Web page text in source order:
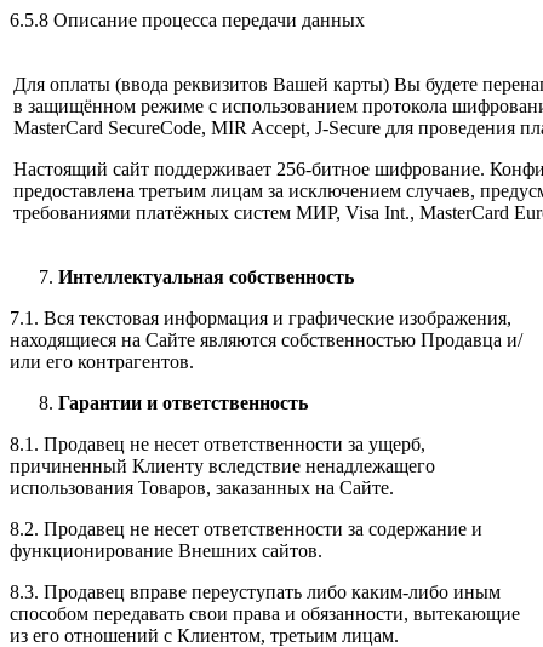
6.5.8 Описание процесса передачи данных
Для оплаты (ввода реквизитов Вашей карты) Вы будете
в защищённом режиме с использованием протокола
MasterCard SecureCode, MIR Accept, J-Secure для проведения
Настоящий сайт поддерживает 256-битное шифрование.
предоставлена третьим лицам за исключением случаев,
требованиями платёжных систем МИР, Visa Int., MasterCard
Интеллектуальная собственность
7.1. Вся текстовая информация и графические изображения,
находящиеся на Сайте являются собственностью Продавца и/
или его контрагентов.
Гарантии и ответственность
8.1. Продавец не несет ответственности за ущерб,
причиненный Клиенту вследствие ненадлежащего
использования Товаров, заказанных на Сайте.
8.2. Продавец не несет ответственности за содержание и
функционирование Внешних сайтов.
8.3. Продавец вправе переуступать либо каким-либо иным
способом передавать свои права и обязанности, вытекающие
из его отношений с Клиентом, третьим лицам.